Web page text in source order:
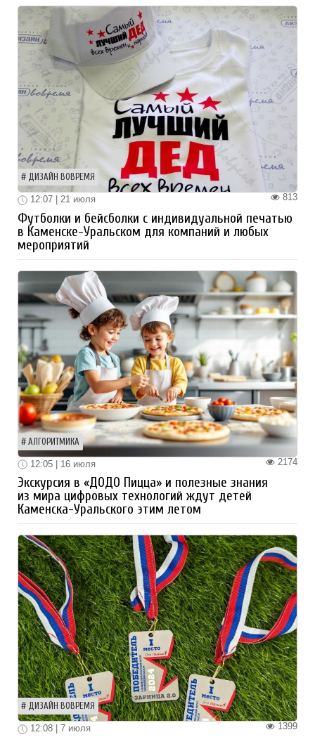
ДИЗАЙН ВОВРЕМЯ
813
12:07 | 21 июля
Футболки и бейсболки с индивидуальной печатью
в Каменске-Уральском для компаний и любых
мероприятий
АЛГОРИТМИКА
2174
12:05 | 16 июля
Экскурсия в «ДОДО Пицца» и полезные знания
из мира цифровых технологий ждут детей
Каменска-Уральского этим летом
ДИЗАЙН ВОВРЕМЯ
1399
12:08 | 7 июля